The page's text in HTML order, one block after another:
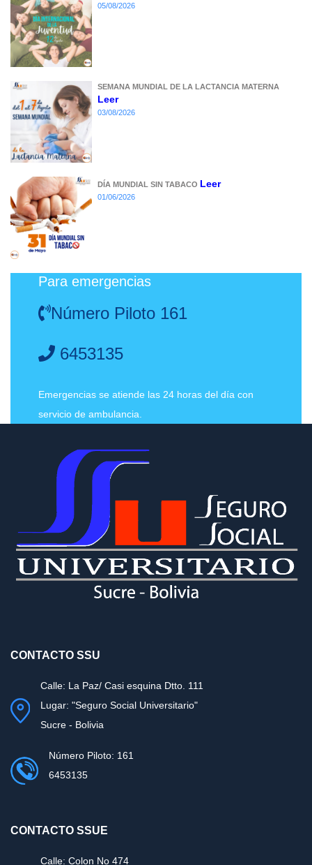
05/08/2026
SEMANA MUNDIAL DE LA LACTANCIA MATERNA
Leer
03/08/2026
DÍA MUNDIAL SIN TABACO Leer
01/06/2026
Para emergencias
Número Piloto 161
6453135
Emergencias se atiende las 24 horas del día con
servicio de ambulancia.
CONTACTO SSU
Calle: La Paz/ Casi esquina Dtto. 111
Lugar: "Seguro Social Universitario"
Sucre - Bolivia
Número Piloto: 161
6453135
CONTACTO SSUE
Calle: Colon No 474